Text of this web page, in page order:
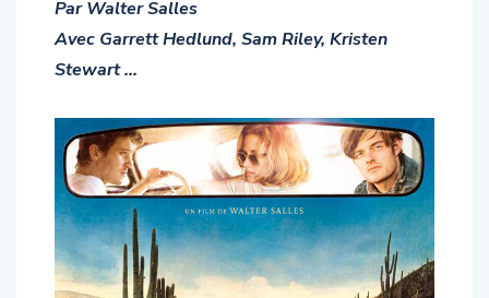
Avec Garrett Hedlund, Sam Riley, Kristen
Stewart …